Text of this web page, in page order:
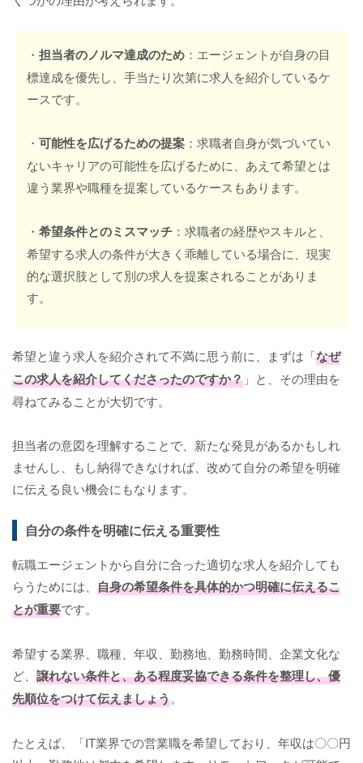
・ 担当者のノルマ達成のため：エージェントが自身の目
標達成を優先し、手当たり次第に求人を紹介しているケ
ースです。
・ 可能性を広げるための提案：求職者自身が気づいてい
ないキャリアの可能性を広げるために、あえて希望とは
違う業界や職種を提案しているケースもあります。
・ 希望条件とのミスマッチ：求職者の経歴やスキルと、
希望する求人の条件が大きく乖離している場合に、現実
的な選択肢として別の求人を提案されることがありま
す。
希望と違う求人を紹介されて不満に思う前に、まずは「なぜ
この求人を紹介してくださったのですか？ 」と、その理由を
尋ねてみることが大切です。
担当者の意図を理解することで、新たな発見があるかもしれ
ませんし、もし納得できなければ、改めて自分の希望を明確
に伝える良い機会にもなります。
自分の条件を明確に伝える重要性
転職エージェントから自分に合った適切な求人を紹介しても
らうためには、 自身の希望条件を具体的かつ明確に伝えるこ
とが重要です。
希望する業界、職種、年収、勤務地、勤務時間、企業文化な
ど、 譲れない条件と、ある程度妥協できる条件を整理し、優
先順位をつけて伝えましょう。
たとえば、「IT業界での営業職を希望しており、年収は〇〇円